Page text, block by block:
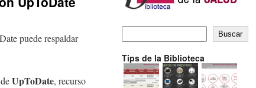
puede respaldar
UpToDate, recurso
Buscar
Tips de la Biblioteca